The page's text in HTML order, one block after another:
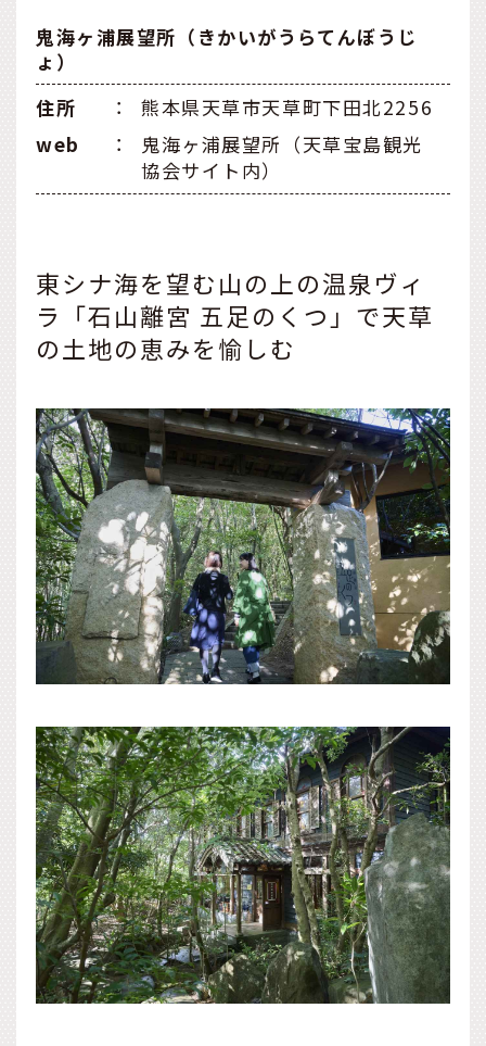
鬼海ヶ浦展望所（きかいがうらてんぼうじ
ょ）
住所
：
熊本県天草市天草町下田北2256
web
：
鬼海ヶ浦展望所（天草宝島観光
協会サイト内）
東シナ海を望む山の上の温泉ヴィ
ラ「石山離宮 五足のくつ」で天草
の土地の恵みを愉しむ